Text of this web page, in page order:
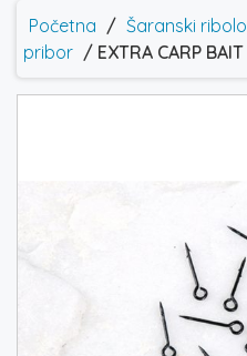
Početna / Šaranski
pribor / EXTRA CARP